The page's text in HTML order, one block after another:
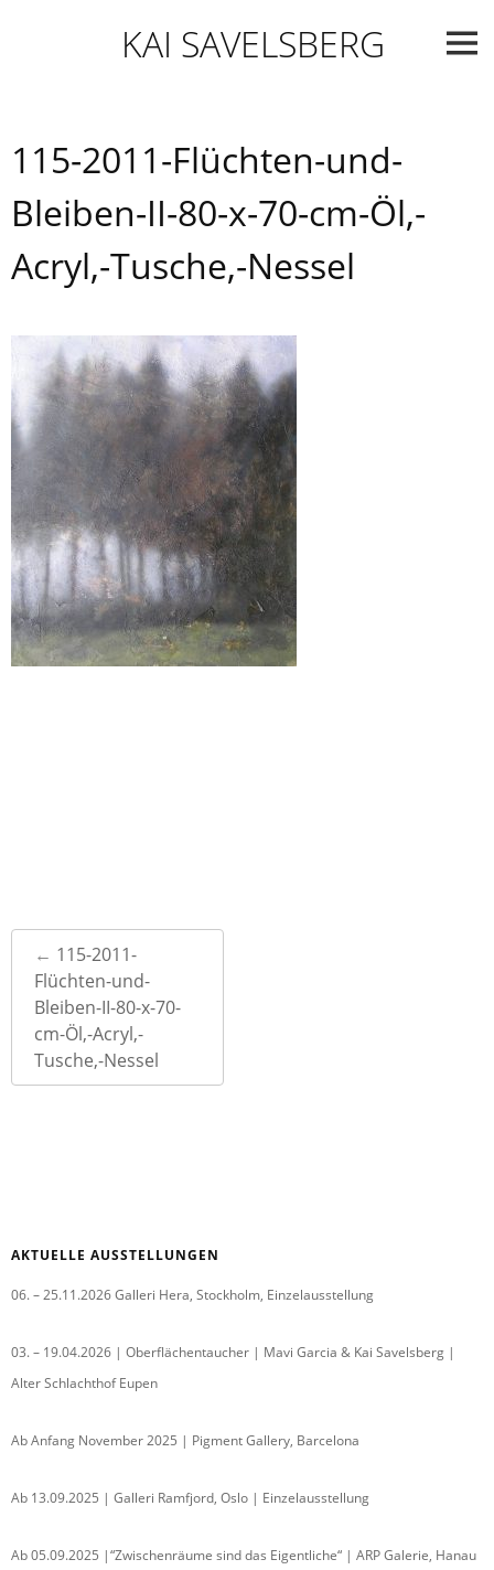
KAI SAVELSBERG
115-2011-Flüchten-und-
Bleiben-II-80-x-70-cm-Öl,-
Acryl,-Tusche,-Nessel
Post
navigation
← 115-2011-
Flüchten-und-
Bleiben-II-80-x-70-
cm-Öl,-Acryl,-
Tusche,-Nessel
AKTUELLE AUSSTELLUNGEN
06. – 25.11.2026 Galleri Hera, Stockholm, Einzelausstellung
03. – 19.04.2026 | Oberflächentaucher | Mavi Garcia & Kai Savelsberg |
Alter Schlachthof Eupen
Ab Anfang November 2025 | Pigment Gallery, Barcelona
Ab 13.09.2025 | Galleri Ramfjord, Oslo | Einzelausstellung
Ab 05.09.2025 |“Zwischenräume sind das Eigentliche“ | ARP Galerie, Hanau